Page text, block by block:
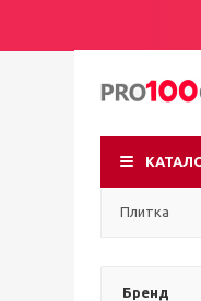
Плитка
Бренд